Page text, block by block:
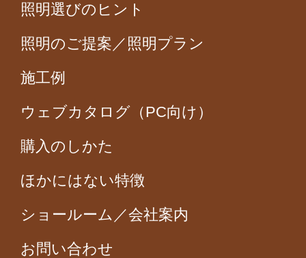
照明選びのヒント
照明のご提案／照明プラン
施工例
ウェブカタログ（PC向け）
購入のしかた
ほかにはない特徴
ショールーム／会社案内
お問い合わせ